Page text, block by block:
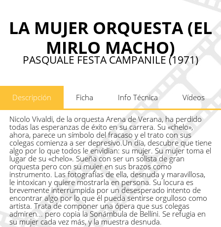
LA MUJER ORQUESTA (EL
MIRLO MACHO)
PASQUALE FESTA CAMPANILE (1971)
Descripción Ficha Info Técnica Vídeos
Nicolo Vivaldi, de la orquesta Arena de Verana, ha perdido
todas las esperanzas de éxito en su carrera. Su «chelo»,
ahora, parece un símbolo del fracaso y el trato con sus
colegas comienza a ser depresivo.Un día, descubre que tiene
algo por lo que todos le envidian: su mujer. Su mujer toma el
lugar de su «chelo». Sueña con ser un solista de gran
orquesta pero con su mujer en sus brazos como
instrumento. Las fotografías de ella, desnuda y maravillosa,
le intoxican y quiere mostrarla en persona. Su locura es
brevemente interrumpida por un desesperado intento de
encontrar algo por lo que él pueda sentirse orgulloso como
artista. Trata de componer una ópera que sus colegas
admiren... pero copia la Sonámbula de Bellíni. Se refugia en
su mujer cada vez más, y la muestra desnuda.